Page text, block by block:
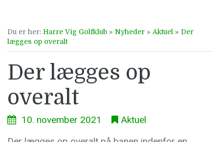
Du er her: Harre Vig Golfklub » Nyheder » Aktuel » Der
lægges op overalt
Der lægges op
overalt
10. november 2021
Aktuel